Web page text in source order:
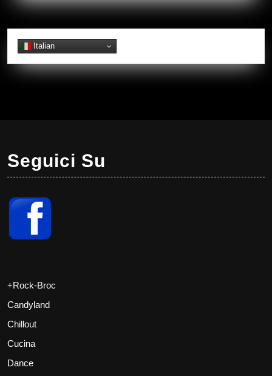
Italian
Seguici Su
+Rock-Broc
Candyland
Chillout
Cucina
Dance